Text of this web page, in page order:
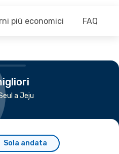
più economici FAQ
a Jeju
Sola andata